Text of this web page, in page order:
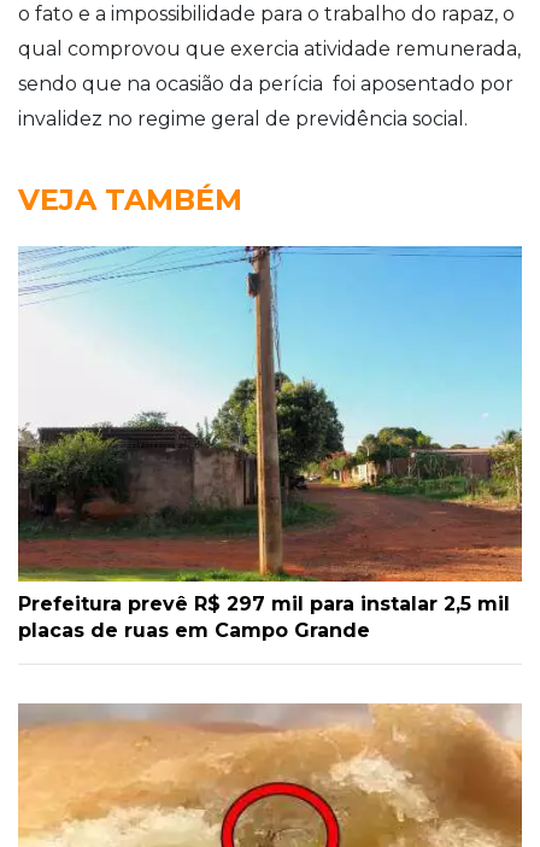
o fato e a impossibilidade para o trabalho do rapaz, o
qual comprovou que exercia atividade remunerada,
sendo que na ocasião da perícia foi aposentado por
invalidez no regime geral de previdência social.
VEJA TAMBÉM
Prefeitura prevê R$ 297 mil para instalar 2,5 mil
placas de ruas em Campo Grande